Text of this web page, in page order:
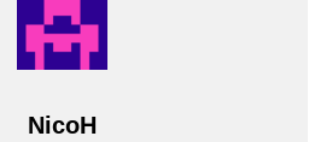
NicoH